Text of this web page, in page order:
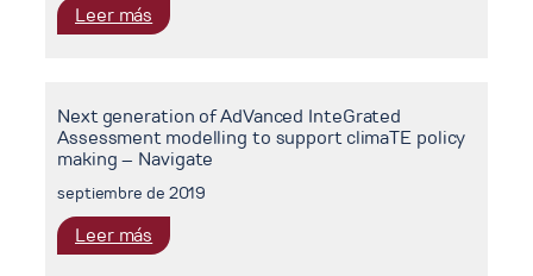
Leer más
Proposta
de
Serviços
para
Atendimento
à
Notificação
Next generation of AdVanced InteGrated
Assessment modelling to support climaTE policy
making – Navigate
septiembre de 2019
Leer más
Next